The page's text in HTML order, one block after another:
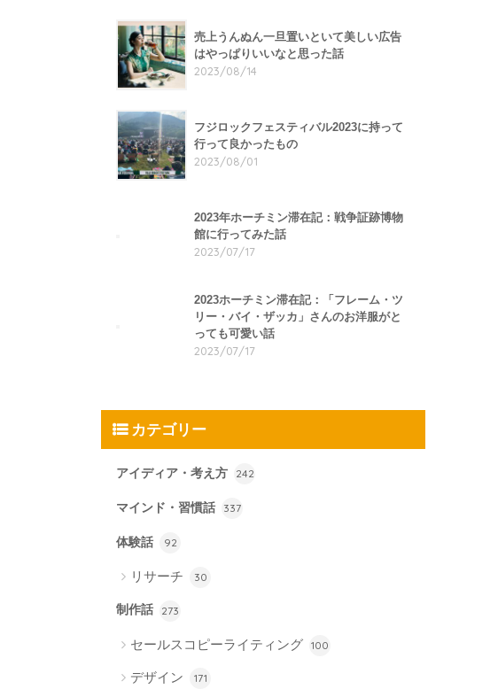
売上うんぬん一旦置いといて美しい広告
はやっぱりいいなと思った話
2023/08/14
フジロックフェスティバル2023に持って
行って良かったもの
2023/08/01
2023年ホーチミン滞在記：戦争証跡博物
館に行ってみた話
2023/07/17
2023ホーチミン滞在記：「フレーム・ツ
リー・バイ・ザッカ」さんのお洋服がと
っても可愛い話
2023/07/17
カテゴリー
アイディア・考え方 242
マインド・習慣話 337
体験話 92
リサーチ 30
制作話 273
セールスコピーライティング 100
デザイン 171